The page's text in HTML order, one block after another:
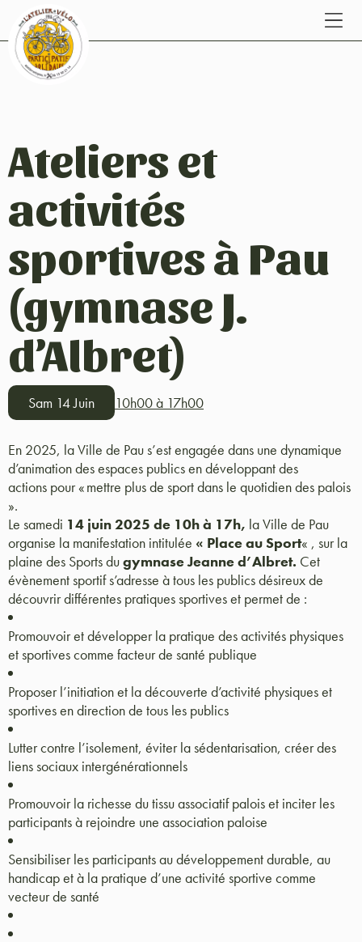
Ateliers et
activités
sportives à Pau
(gymnase J.
d’Albret)
Sam 14 Juin 10h00 à 17h00
En 2025, la Ville de Pau s’est engagée dans une dynamique
d’animation des espaces publics en développant des
actions pour « mettre plus de sport dans le quotidien des palois
».
Le samedi 14 juin 2025 de 10h à 17h, la Ville de Pau
organise la manifestation intitulée « Place au Sport« , sur la
plaine des Sports dugymnase Jeanne d’Albret. Cet
évènement sportif s’adresse à tous les publics désireux de
découvrir différentes pratiques sportives et permet de :
Promouvoir et développer la pratique des activités physiques
et sportives comme facteur de santé publique
Proposer l’initiation et la découverte d’activité physiques et
sportives en direction de tous les publics
Lutter contre l’isolement, éviter la sédentarisation, créer des
liens sociaux intergénérationnels
Promouvoir la richesse du tissu associatif palois et inciter les
participants à rejoindre une association paloise
Sensibiliser les participants au développement durable, au
handicap et à la pratique d’une activité sportive comme
vecteur de santé